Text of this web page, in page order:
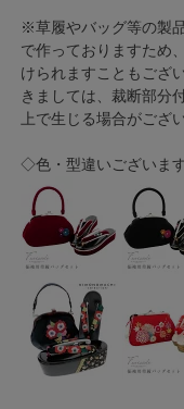
※草履やバッグ等の製
で作っておりますため
けられますこともござ
きましては、裁断部分
上で生じる場合がござ
◇色・型違いございま